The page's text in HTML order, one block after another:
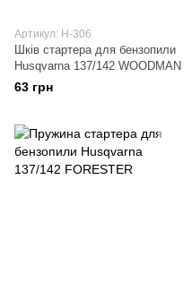
Артикул: H-306
Шків стартера для бензопили
Husqvarna 137/142 WOODMAN
63 грн